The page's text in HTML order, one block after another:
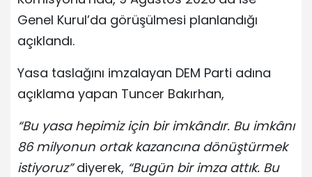
Genel Kurul’da görüşülmesi planlandığı
açıklandı.
Yasa taslağını imzalayan DEM Parti adına
açıklama yapan Tuncer Bakırhan,
“Bu yasa hepimiz için bir imkândır. Bu imkânı
86 milyonun ortak kazancına dönüştürmek
istiyoruz”diyerek, “Bugün bir imza attık. Bu